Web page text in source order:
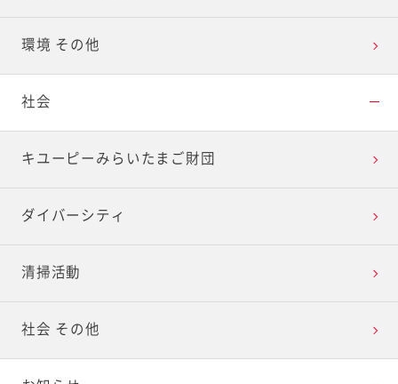
環境 その他
社会
キユーピーみらいたまご財団
ダイバーシティ
清掃活動
社会 その他